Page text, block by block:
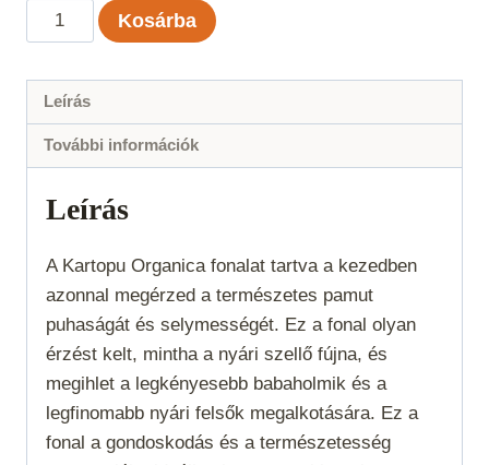
Kartopu
Organica
Terrakotta
260
Kosárba
Leírás
További információk
Leírás
A Kartopu Organica fonalat tartva a kezedben
azonnal megérzed a természetes pamut
puhaságát és selymességét. Ez a fonal olyan
érzést kelt, mintha a nyári szellő fújna, és
megihlet a legkényesebb babaholmik és a
legfinomabb nyári felsők megalkotására. Ez a
fonal a gondoskodás és a természetesség